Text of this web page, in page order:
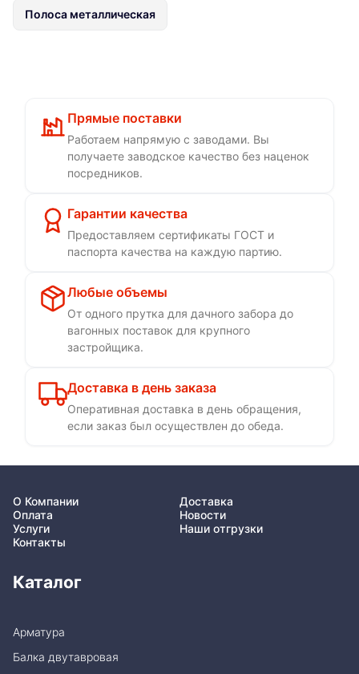
Полоса металлическая
Прямые поставки
Работаем напрямую с заводами. Вы
получаете заводское качество без наценок
посредников.
Гарантии качества
Предоставляем сертификаты ГОСТ и
паспорта качества на каждую партию.
Любые объемы
От одного прутка для дачного забора до
вагонных поставок для крупного
застройщика.
Доставка в день заказа
Оперативная доставка в день обращения,
если заказ был осуществлен до обеда.
О Компании
Доставка
Оплата
Новости
Услуги
Наши отгрузки
Контакты
Каталог
Арматура
Балка двутавровая